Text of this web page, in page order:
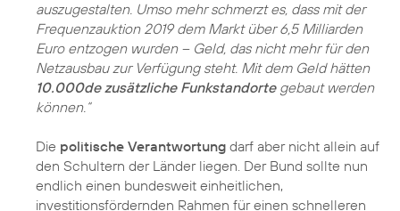
auszugestalten. Umso mehr schmerzt es, dass mit der
Frequenzauktion 2019 dem Markt über 6,5 Milliarden
Euro entzogen wurden – Geld, das nicht mehr für den
Netzausbau zur Verfügung steht. Mit dem Geld hätten
10.000de zusätzliche Funkstandortegebaut werden
können.“
Die politische Verantwortung darf aber nicht allein auf
den Schultern der Länder liegen. Der Bund sollte nun
endlich einen bundesweit einheitlichen,
investitionsfördernden Rahmen für einen schnelleren